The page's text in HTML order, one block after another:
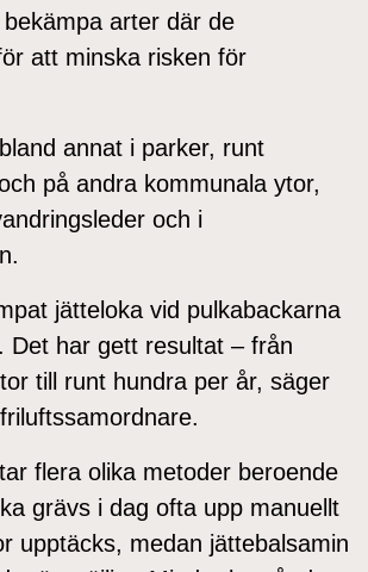
arter där de
att minska risken för
annat i parker, runt
på andra kommunala ytor,
och i
jätteloka vid pulkabackarna
Det har gett resultat – från
till runt hundra per år, säger
flera olika metoder beroende
grävs i dag ofta upp manuellt
upptäcks, medan jättebalsamin